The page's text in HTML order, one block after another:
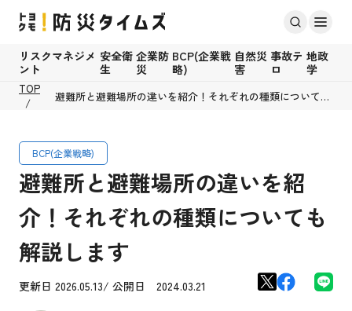
リスクマネジメ
ント
安全衛
生
企業防
災
BCP(企業戦
略)
自然災
害
事故テ
ロ
地政
学
TOP
避難所と避難場所の違いを紹介！それぞれの種類についても
BCP(企業戦略)
避難所と避難場所の違いを紹
介！それぞれの種類についても
解説します
更新日 2026.05.13/ 公開日 2024.03.21